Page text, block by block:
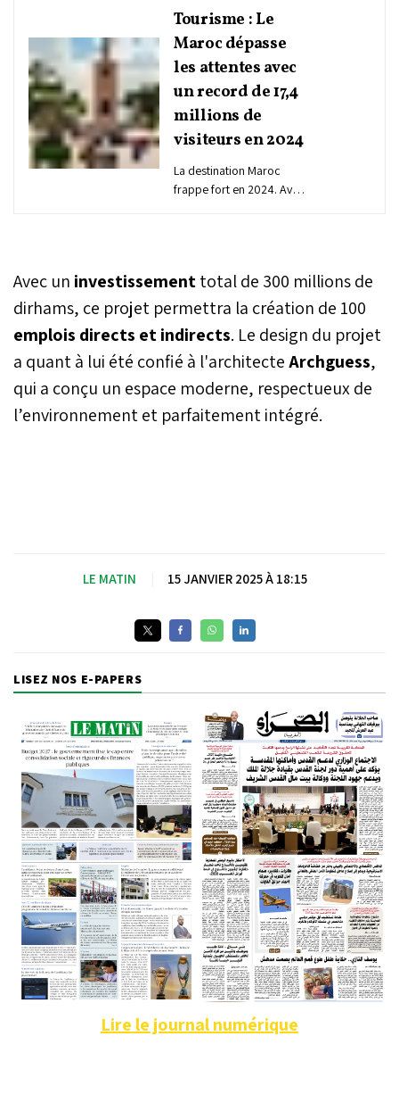
Tourisme : Le
Maroc dépasse
les attentes avec
un record de 17,4
millions de
visiteurs en 2024
La destination Maroc
frappe fort en 2024. Avec
feuille de route pour le
secteur, initialement prévu
progression de 20% par
rapport à 2023, soit près
supplémentaires.
Avec un investissementtotal de 300 millions de
dirhams, ce projet permettra la création de 100
emplois directs et indirects. Le design du projet
a quant à lui été confié à l'architecteArchguess,
qui a conçu un espace moderne, respectueux de
l’environnement et parfaitement intégré.
LE MATIN 15 JANVIER 2025 À 18:15
LISEZ NOS E-PAPERS
Lire le journal numérique